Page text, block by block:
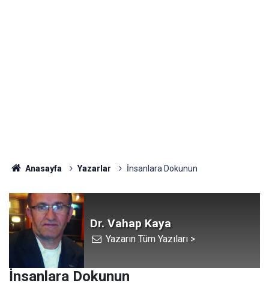
Anasayfa Yazarlar İnsanlara Dokunun
Dr. Vahap Kaya
Yazarın Tüm Yazıları >
İnsanlara Dokunun